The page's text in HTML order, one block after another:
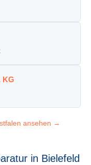
KG
ansehen →
in Bielefeld